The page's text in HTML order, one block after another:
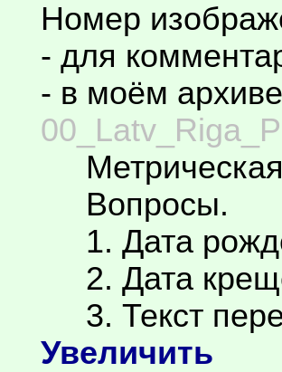
Номер
- для
- в моём
Метрическая
Вопросы.
1. Дата
2. Дата
3. Текст
Увеличить